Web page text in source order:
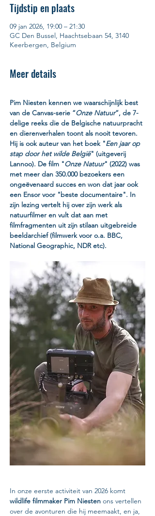
Tijdstip en plaats
09 jan 2026, 19:00 – 21:30
GC Den Bussel, Haachtsebaan 54, 3140
Keerbergen, Belgium
Meer details
Pim Niesten kennen we waarschijnlijk best
van de Canvas-serie “Onze Natuur”, de 7-
delige reeks die de Belgische natuurpracht
en dierenverhalen toont als nooit tevoren.
Hij is ook auteur van het boek "Een jaar op
stap door het wilde België" (uitgeverij
Lannoo). De film "Onze Natuur" (2022) was
met meer dan 350.000 bezoekers een
ongeëvenaard succes en won dat jaar ook
een Ensor voor "beste documentaire". In
zijn lezing vertelt hij over zijn werk als
natuurfilmer en vult dat aan met
filmfragmenten uit zijn stilaan uitgebreide
beeldarchief (filmwerk voor o.a. BBC,
National Geographic, NDR etc).
In onze eerste activiteit van 2026 komt
wildlife filmmaker Pim Niesten ons vertellen
over de avonturen die hij meemaakt, en ja,